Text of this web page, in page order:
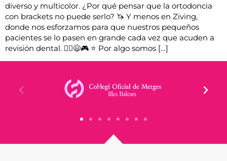
diverso y multicolor. ¿Por qué pensar que la ortodoncia
con brackets no puede serlo? 🦄 Y menos en Ziving,
donde nos esforzamos para que nuestros pequeños
pacientes se lo pasen en grande cada vez que acuden a
revisión dental. 🤸‍♀️😃🎮 ⭐️ Por algo somos […]